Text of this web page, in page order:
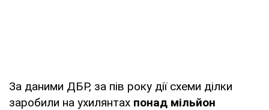
За даними ДБР, за пів року дії схеми ділки
заробили на ухилянтах понад мільйон